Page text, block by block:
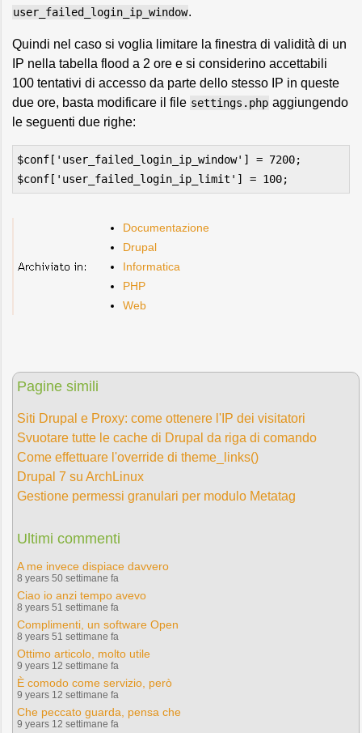
user_failed_login_ip_window.
Quindi nel caso si voglia limitare la finestra di validità di un
IP nella tabella flood a 2 ore e si considerino accettabili
100 tentativi di accesso da parte dello stesso IP in queste
due ore, basta modificare il file settings.php aggiungendo
le seguenti due righe:
$conf['user_failed_login_ip_window'] = 7200;
Documentazione
Drupal
Informatica
PHP
Web
Pagine simili
Siti Drupal e Proxy: come ottenere l'IP dei visitatori
Svuotare tutte le cache di Drupal da riga di comando
Come effettuare l'override di theme_links()
Drupal 7 su ArchLinux
Gestione permessi granulari per modulo Metatag
Ultimi commenti
A me invece dispiace davvero
8 years 50 settimane fa
Ciao io anzi tempo avevo
8 years 51 settimane fa
Complimenti, un software Open
8 years 51 settimane fa
Ottimo articolo, molto utile
9 years 12 settimane fa
È comodo come servizio, però
9 years 12 settimane fa
Che peccato guarda, pensa che
9 years 12 settimane fa